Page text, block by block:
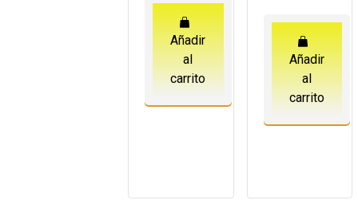
Añadir
al
carrito
Añadir
al
carrito